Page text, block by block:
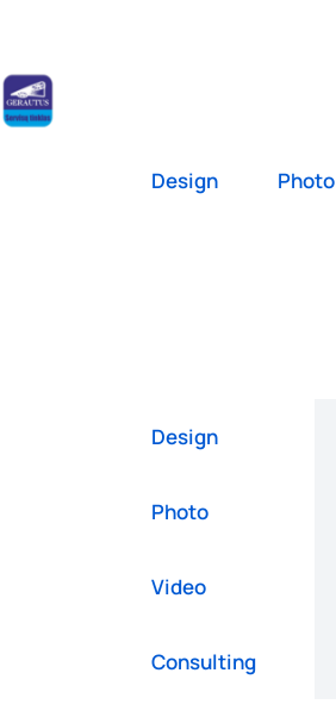
Design Photo
Design
Photo
Video
Consulting